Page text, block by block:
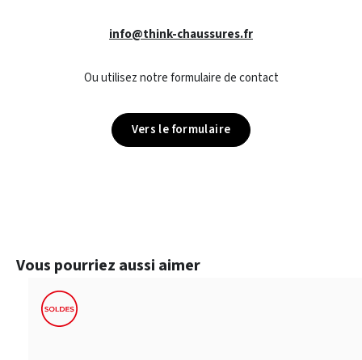
info@think-chaussures.fr
Ou utilisez notre formulaire de contact
Vers le formulaire
Ignorer la galerie de produits
Vous pourriez aussi aimer